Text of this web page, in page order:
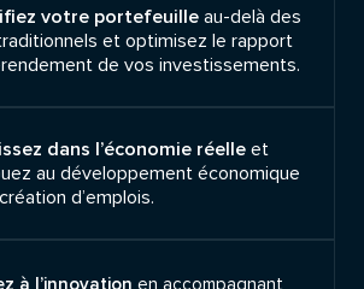
votre portefeuille au-delà des
et optimisez le rapport
de vos investissements.
dans l’économie réelle et
au développement économique
d’emplois.
à l’innovation en accompagnant